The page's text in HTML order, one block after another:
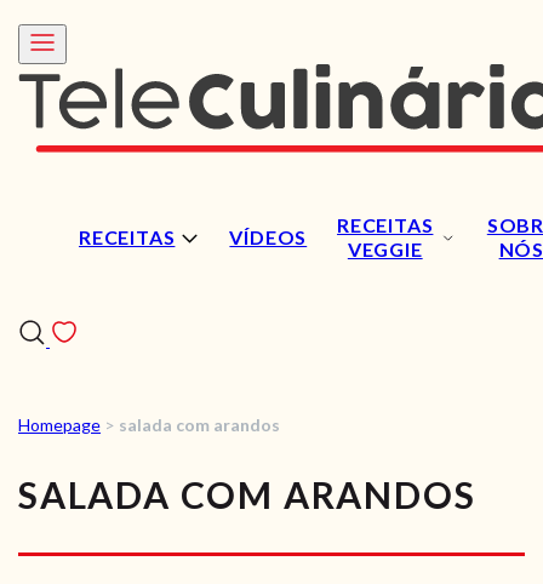
RECEITAS VÍDEOS
RECEITAS
VEGGIE
NÓS
RECEITAS
VÍDEOS
RECEITAS VEGGIE
Homepage > salada com arandos
SALADA COM ARANDOS